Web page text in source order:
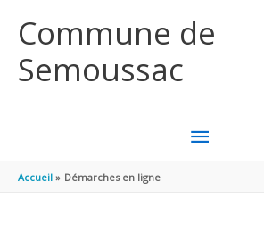
Commune de
Semoussac
MENU
Accueil Démarches en ligne